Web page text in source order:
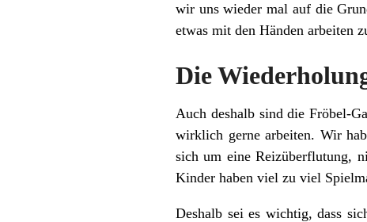
wir uns wieder mal auf die
etwas mit den Händen arbeiten
Die
Auch deshalb sind die Fröbel-
wirklich gerne arbeiten. Wir
sich um eine Reizüberflutung,
Kinder haben viel zu viel
Deshalb sei es wichtig, dass